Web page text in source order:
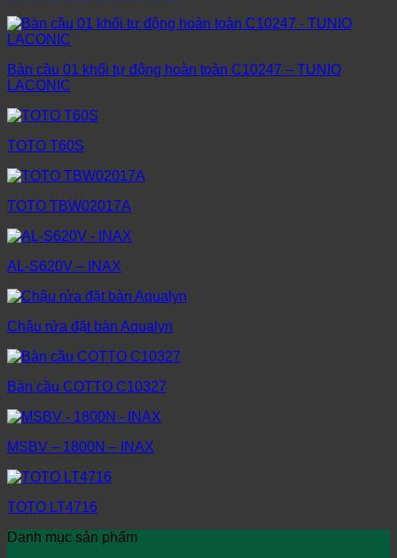
Bàn cầu 01 khối tự động hoàn toàn C10247 – TUNIO
LACONIC
TOTO T60S
TOTO TBW02017A
AL-S620V – INAX
Chậu rửa đặt bàn Aqualyn
Bàn cầu COTTO C10327
MSBV – 1800N – INAX
TOTO LT4716
Danh mục sản phẩm